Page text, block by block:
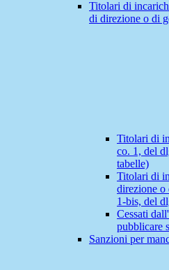
Titolari di
di direzione o di
Titolari di
co. 1, del
tabelle)
Titolari di
direzione o
1-bis, del
Cessati
pubblicare
Sanzioni per